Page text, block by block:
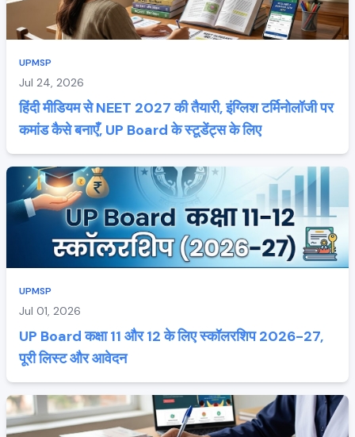
UPMSP
Jul 24, 2026
हिंदी मीडियम से NEET 2027 की तैयारी, इंग्लिश टर्मिनोलॉजी पर
कमांड कैसे बनाएँ, UP Board के स्टूडेंट्स के लिए
UPMSP
Jul 01, 2026
UP Board कक्षा 11 और 12 के लिए स्कॉलरशिप 2026-27,
पूरी लिस्ट और आवेदन